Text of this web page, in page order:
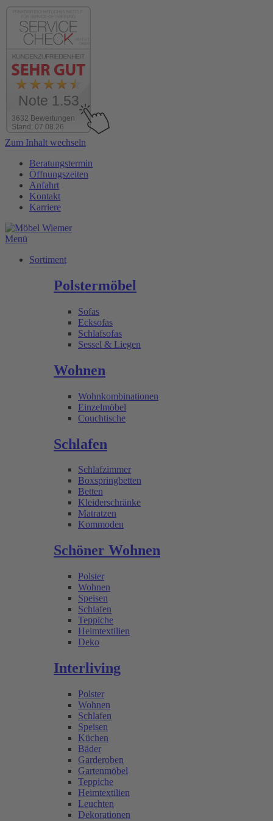
3632 Bewertungen
Stand: 07.08.26
Note 1.53
Zum Inhalt wechseln
Beratungstermin
Öffnungszeiten
Anfahrt
Kontakt
Karriere
Menü
Sortiment
Polstermöbel
Sofas
Ecksofas
Schlafsofas
Sessel & Liegen
Wohnen
Wohnkombinationen
Einzelmöbel
Couchtische
Schlafen
Schlafzimmer
Boxspringbetten
Betten
Kleiderschränke
Matratzen
Kommoden
Schöner Wohnen
Polster
Wohnen
Speisen
Schlafen
Teppiche
Heimtextilien
Deko
Interliving
Polster
Wohnen
Schlafen
Speisen
Küchen
Bäder
Garderoben
Gartenmöbel
Teppiche
Heimtextilien
Leuchten
Dekorationen